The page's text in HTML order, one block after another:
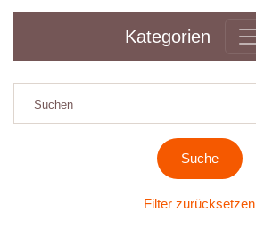
Kategorien
Filter zurücksetzen